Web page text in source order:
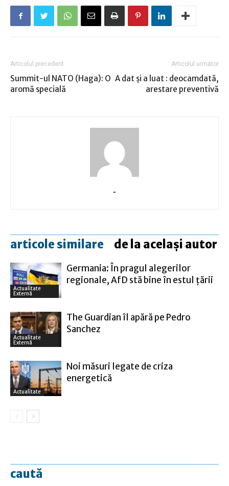
Articolul precedent
Summit-ul NATO (Haga): O
aromă specială
Articolul următor
A dat şi a luat : deocamdată,
arestare preventivă
-
articole similare de la același autor
Actualitate
Externă
Germania: În pragul alegerilor
regionale, AfD stă bine în estul ţării
Actualitate
Externă
The Guardian îl apără pe Pedro
Sanchez
Actualitate
Noi măsuri legate de criza
energetică
caută